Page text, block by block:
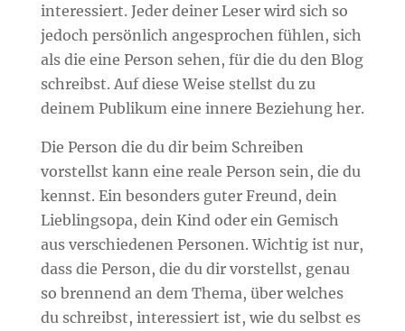
interessiert. Jeder deiner Leser wird sich so
jedoch persönlich angesprochen fühlen, sich
als die eine Person sehen, für die du den Blog
schreibst. Auf diese Weise stellst du zu
deinem Publikum eine innere Beziehung her.
Die Person die du dir beim Schreiben
vorstellst kann eine reale Person sein, die du
kennst. Ein besonders guter Freund, dein
Lieblingsopa, dein Kind oder ein Gemisch
aus verschiedenen Personen. Wichtig ist nur,
dass die Person, die du dir vorstellst, genau
so brennend an dem Thema, über welches
du schreibst, interessiert ist, wie du selbst es